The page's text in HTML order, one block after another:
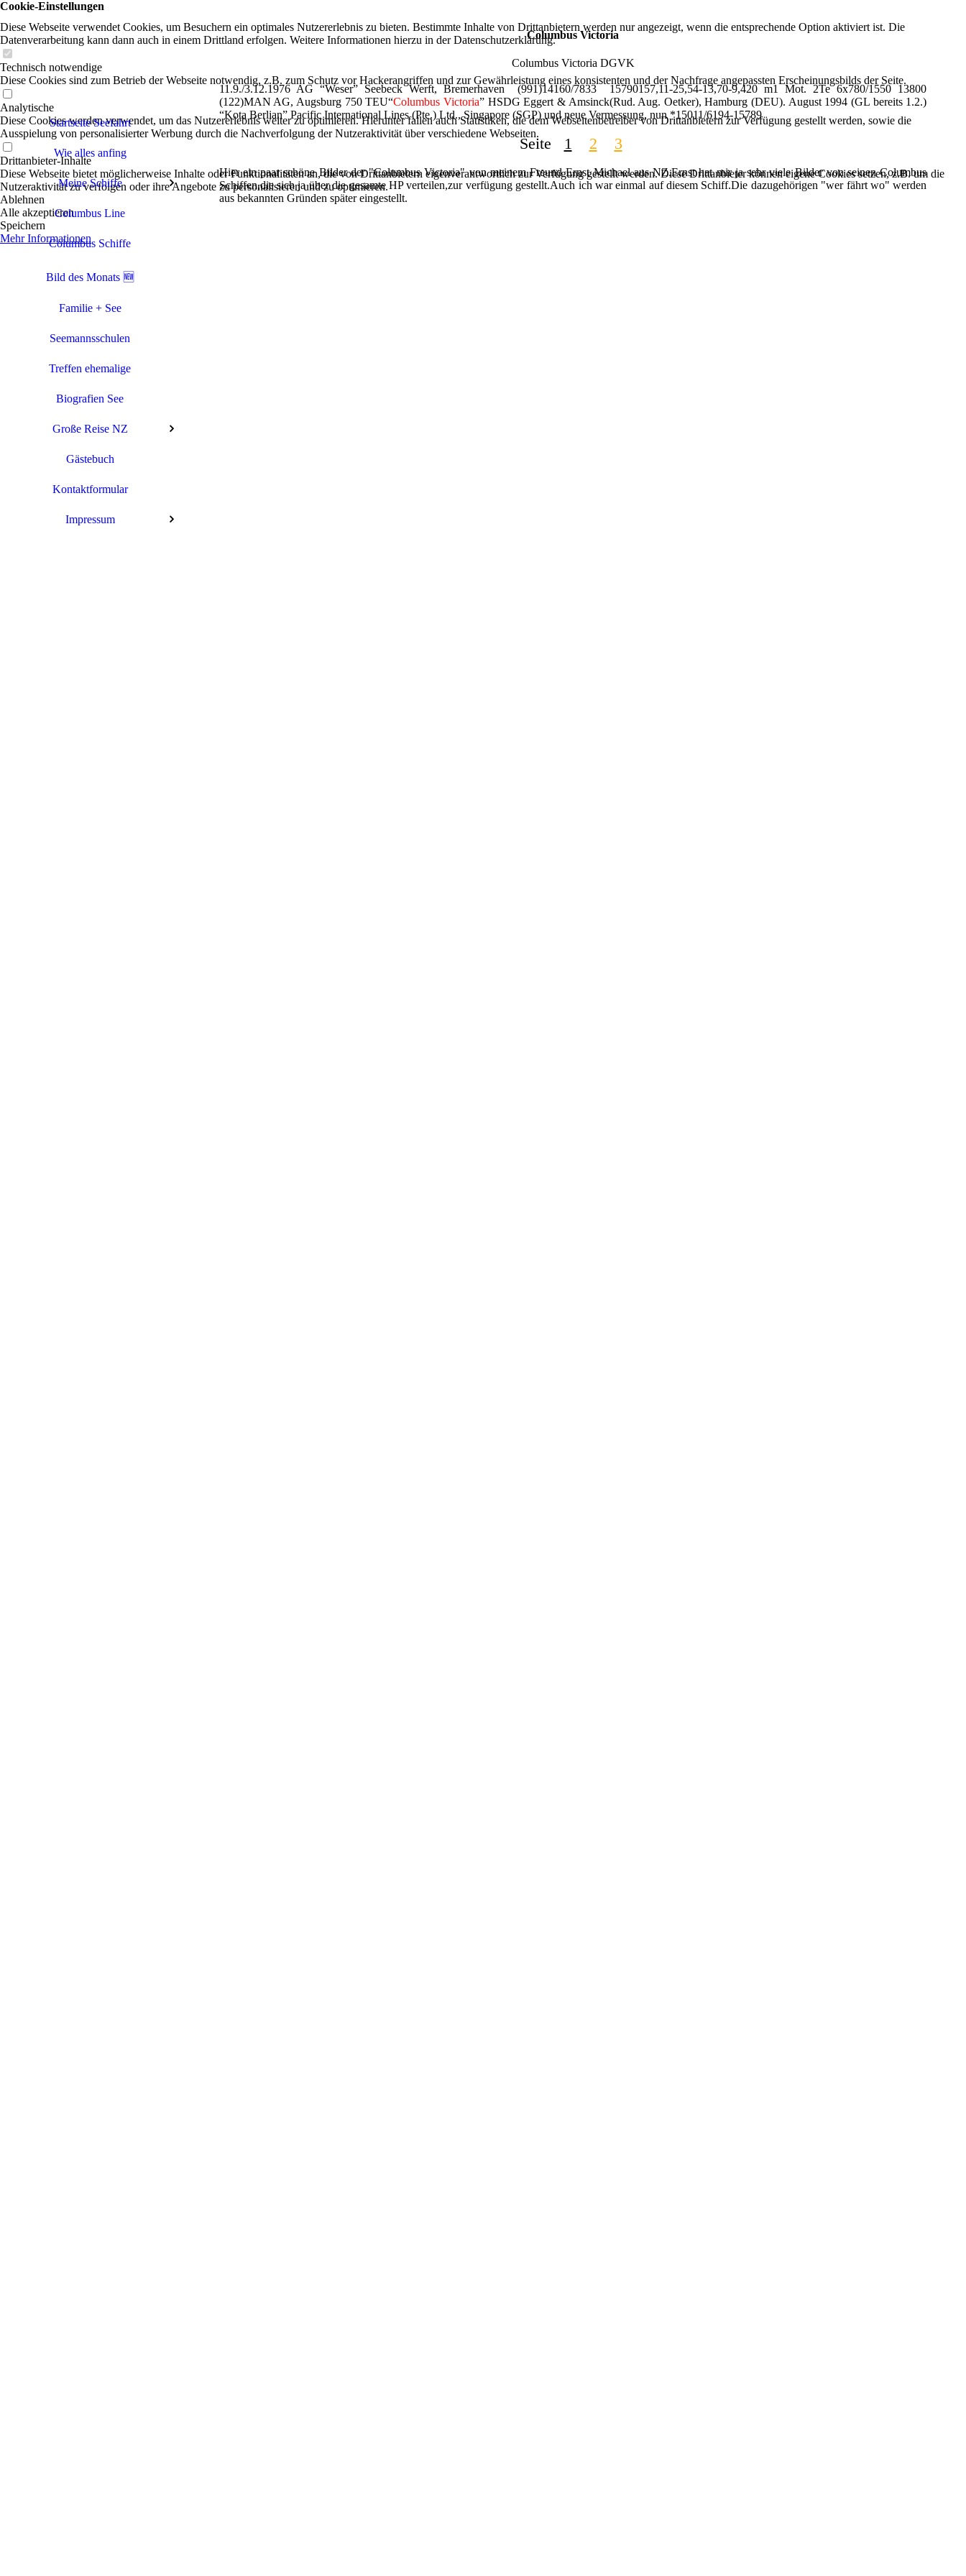
Startseite Seefahrt
Wie alles anfing
Meine Schiffe
Columbus Line
Columbus Schiffe
Bild des Monats 🆕
Familie + See
Seemannsschulen
Treffen ehemalige
Biografien See
Große Reise NZ
Gästebuch
Kontaktformular
Impressum
Columbus Victoria
Columbus Victoria DGVK
11.9./3.12.1976 AG “Weser” Seebeck Werft, Bremerhaven (991)14160/7833 15790157,11-25,54-13,70-9,420 m1 Mot. 2Te 6x780/1550 13800
(122)MAN AG, Augsburg 750 TEU“Columbus Victoria” HSDG Eggert & Amsinck(Rud. Aug. Oetker), Hamburg (DEU). August 1994 (GL bereits 1.2.)
“Kota Berlian” Pacific International Lines (Pte.) Ltd., Singapore (SGP) und neue Vermessung, nun *15011/6194-15789
Seite 1 2 3
Hier ein paar schöne Bilder der "Columbus Victoria" von meinem Freund Ernst Michael aus NZ.Ernst hat mir ja sehr viele Bilder von seinen Columbus
Schiffen,die sich ja über die gesamte HP verteilen,zur verfügung gestellt.Auch ich war einmal auf diesem Schiff.Die dazugehörigen "wer fährt wo" werden
aus bekannten Gründen später eingestellt.
Cookie-Einstellungen
Diese Webseite verwendet Cookies, um Besuchern ein optimales Nutzererlebnis zu bieten. Bestimmte Inhalte von Drittanbietern werden nur angezeigt, wenn die entsprechende Option aktiviert ist. Die
Datenverarbeitung kann dann auch in einem Drittland erfolgen. Weitere Informationen hierzu in der Datenschutzerklärung.
Technisch notwendige
Diese Cookies sind zum Betrieb der Webseite notwendig, z.B. zum Schutz vor Hackerangriffen und zur Gewährleistung eines konsistenten und der Nachfrage angepassten Erscheinungsbilds der Seite.
Analytische
Diese Cookies werden verwendet, um das Nutzererlebnis weiter zu optimieren. Hierunter fallen auch Statistiken, die dem Webseitenbetreiber von Drittanbietern zur Verfügung gestellt werden, sowie die
Ausspielung von personalisierter Werbung durch die Nachverfolgung der Nutzeraktivität über verschiedene Webseiten.
Drittanbieter-Inhalte
Diese Webseite bietet möglicherweise Inhalte oder Funktionalitäten an, die von Drittanbietern eigenverantwortlich zur Verfügung gestellt werden. Diese Drittanbieter können eigene Cookies setzen, z.B. um die
Nutzeraktivität zu verfolgen oder ihre Angebote zu personalisieren und zu optimieren.
Ablehnen
Alle akzeptieren
Speichern
Mehr Informationen